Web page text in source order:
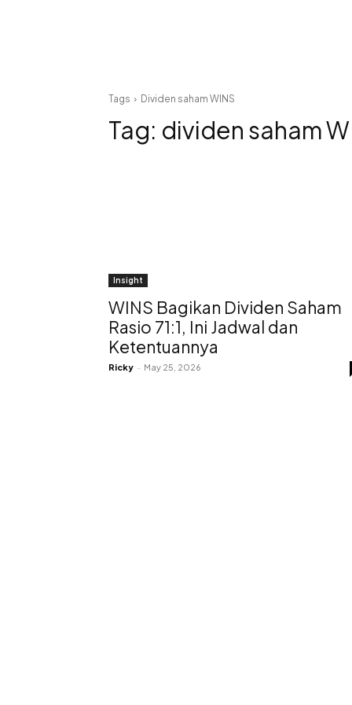
Tags Dividen saham WINS
Tag: dividen saham
Insight
WINS Bagikan Dividen Saham
Rasio 71:1, Ini Jadwal dan
Ketentuannya
Ricky - May 25, 2026